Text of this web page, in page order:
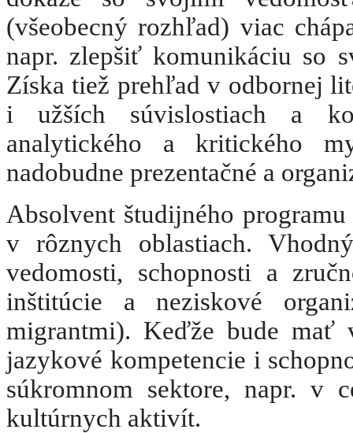
(všeobecný rozhľad) viac
napr. zlepšiť komunikáciu so
Získa tiež prehľad v odbornej
i užších súvislostiach a
analytického a kritického
nadobudne prezentačné a
Absolvent študijného
v rôznych oblastiach.
vedomosti, schopnosti a
inštitúcie a neziskové
migrantmi). Keďže bude mať
jazykové kompetencie i
súkromnom sektore, napr. v
kultúrnych aktivít.